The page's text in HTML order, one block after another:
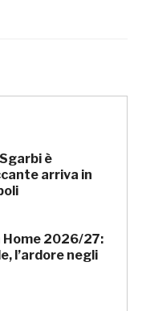
è
arriva in
Home 2026/27:
l’ardore negli